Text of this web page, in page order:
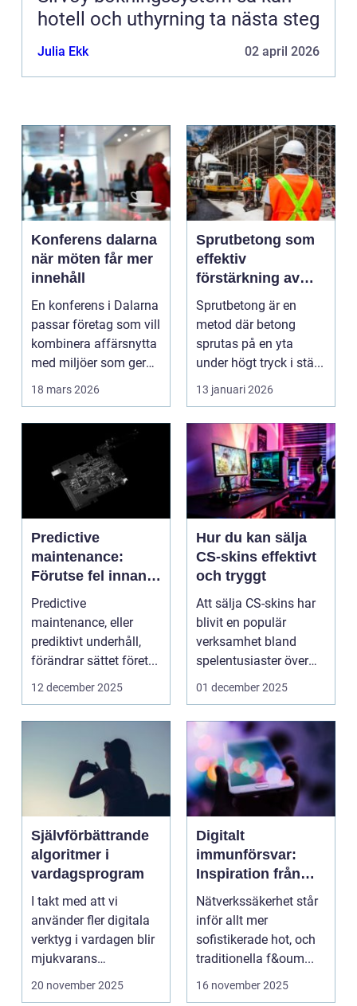
hotell och uthyrning ta nästa steg
Julia Ekk 02 april 2026
Konferens dalarna
när möten får mer
innehåll
En konferens i Dalarna
passar företag som vill
kombinera affärsnytta
med miljöer som ger
lugn, fokus...
18 mars 2026
Sprutbetong som
effektiv
förstärkning av
berg och betong
Sprutbetong är en
metod där betong
sprutas på en yta
under högt tryck i stä...
13 januari 2026
Predictive
maintenance:
Förutse fel innan
de uppstår med
hjälp av sensorer
Predictive
maintenance, eller
prediktivt underhåll,
förändrar sättet föret...
12 december 2025
Hur du kan sälja
CS-skins effektivt
och tryggt
Att sälja CS-skins har
blivit en populär
verksamhet bland
spelentusiaster över
hela v...
01 december 2025
Självförbättrande
algoritmer i
vardagsprogram
I takt med att vi
använder fler digitala
verktyg i vardagen blir
mjukvarans
anpassningsför...
20 november 2025
Digitalt
immunförsvar:
Inspiration från
biologiska system
för att stärka
nätverkssäkerhet
Nätverkssäkerhet står
inför allt mer
sofistikerade hot, och
traditionella f&oum...
16 november 2025